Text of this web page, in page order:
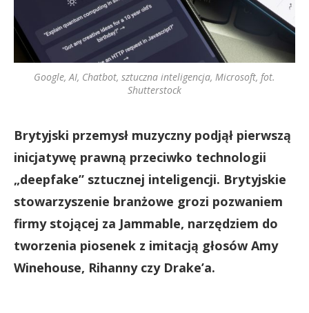
Google, AI, Chatbot, sztuczna inteligencja, Microsoft, fot.
Shutterstock
Brytyjski przemysł muzyczny podjął pierwszą
inicjatywę prawną przeciwko technologii
„deepfake” sztucznej inteligencji. Brytyjskie
stowarzyszenie branżowe grozi pozwaniem
firmy stojącej za Jammable, narzędziem do
tworzenia piosenek z imitacją głosów Amy
Winehouse, Rihanny czy Drake’a.